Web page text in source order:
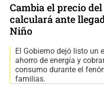
Cambia el precio
calculará ante
Niño
El Gobierno dejó listo un
ahorro de energía y
consumo durante el
familias.